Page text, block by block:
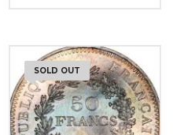
SOLD OUT